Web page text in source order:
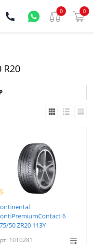
0 0
6
50 ZR20 113Y
1010281